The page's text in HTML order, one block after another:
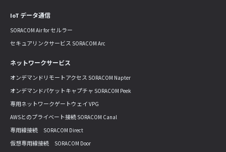
IoT データ通信
SORACOM Air for セルラー
セキュアリンクサービス SORACOM Arc
ネットワークサービス
オンデマンドリモートアクセス SORACOM Napter
オンデマンドパケットキャプチャ SORACOM Peek
専用ネットワークゲートウェイ VPG
AWSとのプライベート接続 SORACOM Canal
専用線接続 SORACOM Direct
仮想専用線接続 SORACOM Door